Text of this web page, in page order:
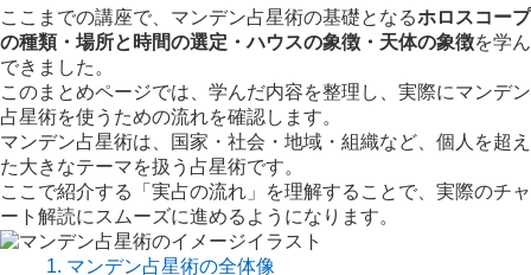
ここまでの講座で、マンデン占星術の基礎となるホロスコープ
の種類・場所と時間の選定・ハウスの象徴・天体の象徴を学ん
できました。
このまとめページでは、学んだ内容を整理し、実際にマンデン
占星術を使うための流れを確認します。
マンデン占星術は、国家・社会・地域・組織など、個人を超え
た大きなテーマを扱う占星術です。
ここで紹介する「実占の流れ」を理解することで、実際のチャ
ート解読にスムーズに進めるようになります。
1. マンデン占星術の全体像